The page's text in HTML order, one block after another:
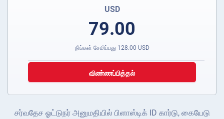
USD
79.00
நீங்கள் சேமிப்பது 128.00 USD
விண்ணப்பித்தல்
சர்வதேச ஓட்டுநர் அனுமதியில் பிளாஸ்டிக் ID கார்டு, கையேடு